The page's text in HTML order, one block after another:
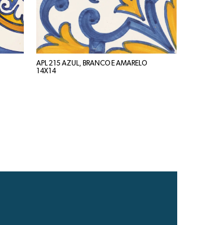
APL 215 AZUL, BRANCO E AMARELO
14X14